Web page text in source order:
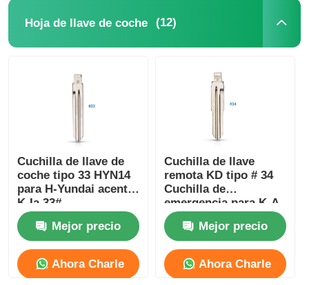
Hoja de llave de coche (12)
Cuchilla de llave de
coche tipo 33 HYN14
para H-Yundai acento
K-Ia 33#
Mejor precio
Ahora Charle
Cuchilla de llave
remota KD tipo # 34
Cuchilla de
emergencia para K-A
Rio H-Yundai acento
HYN10Mejor precio
Ahora Charle